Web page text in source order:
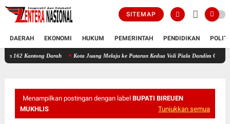
SITEMAP
DAERAH EKONOMI HUKUM PEMERINTAH PENDIDIKAN
Darah Kota Juang Melaju ke Putaran Kedua Voli Piala Dandim Cup 0111/Bireuen
Menampilkan postingan dengan label BUPATI BIREUEN
MUKHLIS
Tunjukkan semua